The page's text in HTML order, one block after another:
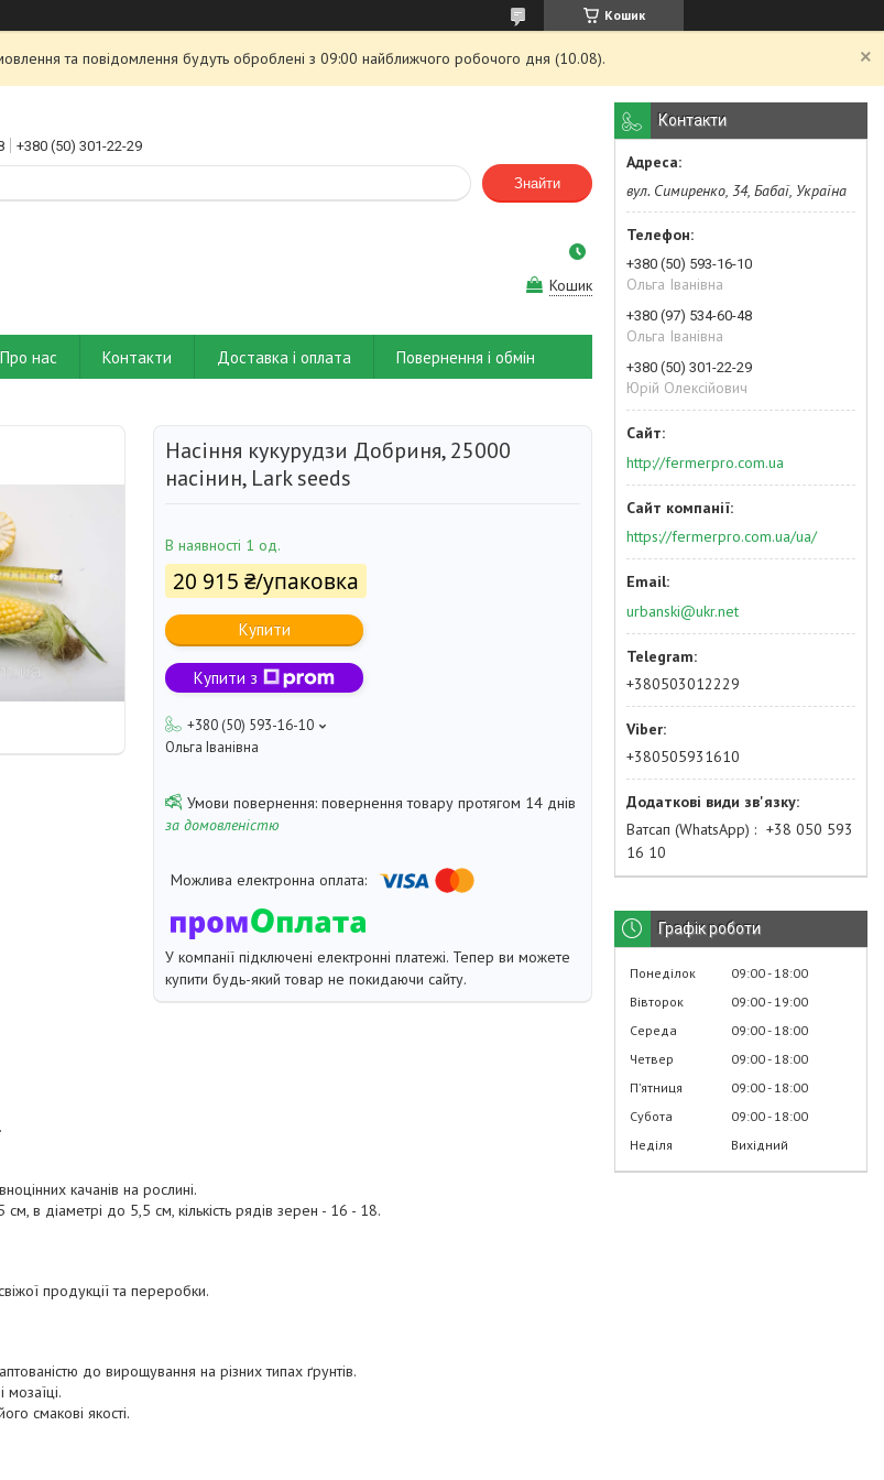
Кошик
та повідомлення будуть оброблені з 09:00 найближчого робочого дня (10.08).
+380 (50) 301-22-29
Знайти
Кошик
Про нас Контакти Доставка і оплата Повернення і обмін
Насіння кукурудзи Добриня, 25000
насінин, Lark seeds
В наявності 1 од.
20 915 ₴/упаковка
Купити
Купити з
+380 (50) 593-16-10
Ольга Іванівна
повернення товару протягом 14 днів
за домовленістю
У компанії підключені електронні платежі. Тепер ви можете
купити будь-який товар не покидаючи сайту.
качанів на рослині.
в діаметрі до 5,5 см, кількість рядів зерен - 16 - 18.
продукції та переробки.
до вирощування на різних типах ґрунтів.
мозаїці.
смакові якості.
Контакти
вул. Симиренко, 34, Бабаї, Україна
+380 (50) 593-16-10
Ольга Іванівна
+380 (97) 534-60-48
Ольга Іванівна
+380 (50) 301-22-29
Юрій Олексійович
http://fermerpro.com.ua
https://fermerpro.com.ua/ua/
urbanski@ukr.net
+380503012229
+380505931610
Ватсап (WhatsApp)
+38 050 593
16 10
Графік роботи
Понеділок 09:00 18:00
Вівторок
09:00 19:00
Середа
09:00 18:00
Четвер
09:00 18:00
Пʼятниця
09:00 18:00
Субота
09:00 18:00
Неділя
Вихідний